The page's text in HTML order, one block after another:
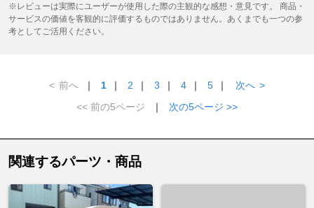
※レビューは実際にユーザーが使用した際の主観的な感想・意見です。 商品・
サービスの価値を客観的に評価するものではありません。あくまでも一つの参
考としてご活用ください。
< 前へ ｜ 1 ｜ 2 ｜ 3 ｜ 4 ｜ 5 ｜ 次へ >
<< 前の5ページ
｜ 次の5ページ >>
関連するパーツ・商品